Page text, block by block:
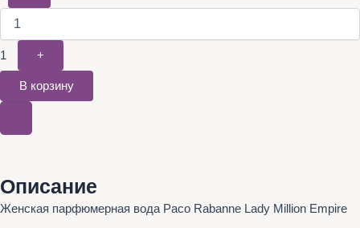
1 +
В корзину
Описание
Женская парфюмерная вода Paco Rabanne Lady Million Empire